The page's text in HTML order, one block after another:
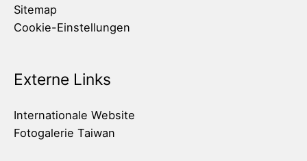
Sitemap
Cookie-Einstellungen
Externe Links
Internationale Website
Fotogalerie Taiwan